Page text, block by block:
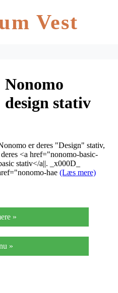
Vest
Nonomo
design stativ
hængevugge
sølv
er deres "Design" stativ,
<a href="nonomo-basic-
stativ</a||. _x000D_
hae (Læs mere)
»
»